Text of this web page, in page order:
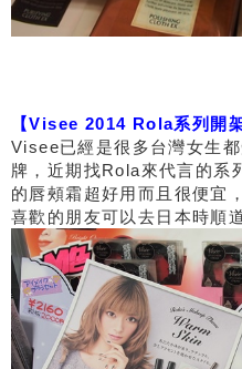
【Visee 2014 Rola系列開
Visee已經是很多台灣女生
牌，近期找Rola來代言的系
的唇頰霜超好用而且很便宜
喜歡的朋友可以去日本時順